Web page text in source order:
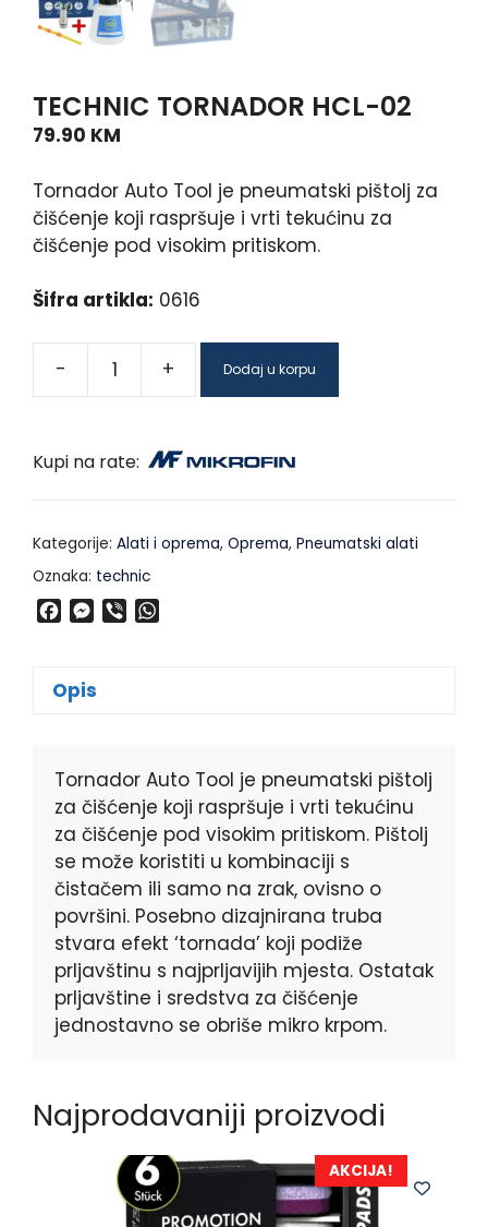
TECHNIC TORNADOR HCL-02
79.90 KM
Tornador Auto Tool je pneumatski pištolj za
čišćenje koji raspršuje i vrti tekućinu za
čišćenje pod visokim pritiskom.
Šifra artikla: 0616
- + Dodaj u korpu
Kupi na rate:
Kategorije: Alati i oprema, Oprema, Pneumatski alati
Oznaka: technic
e
b
k
M
s
e
r
p
Opis
Tornador Auto Tool je pneumatski pištolj
za čišćenje koji raspršuje i vrti tekućinu
za čišćenje pod visokim pritiskom. Pištolj
se može koristiti u kombinaciji s
čistačem ili samo na zrak, ovisno o
površini. Posebno dizajnirana truba
stvara efekt ‘tornada’ koji podiže
prljavštinu s najprljavijih mjesta. Ostatak
prljavštine i sredstva za čišćenje
jednostavno se obriše mikro krpom.
Najprodavaniji proizvodi
AKCIJA!